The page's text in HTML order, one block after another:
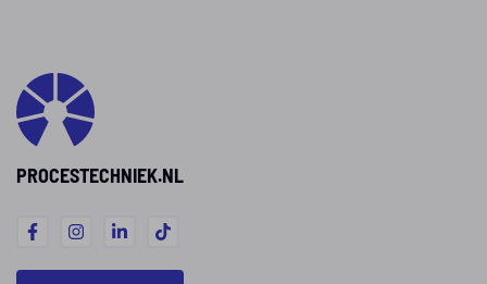
PROCESTECHNIEK.NL